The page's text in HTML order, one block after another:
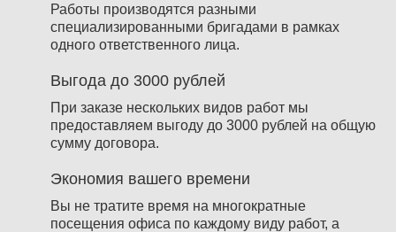
Работы производятся разными
специализированными бригадами в рамках
одного ответственного лица.
Выгода до 3000 рублей
При заказе нескольких видов работ мы
предоставляем выгоду до 3000 рублей на общую
сумму договора.
Экономия вашего времени
Вы не тратите время на многократные
посещения офиса по каждому виду работ, а